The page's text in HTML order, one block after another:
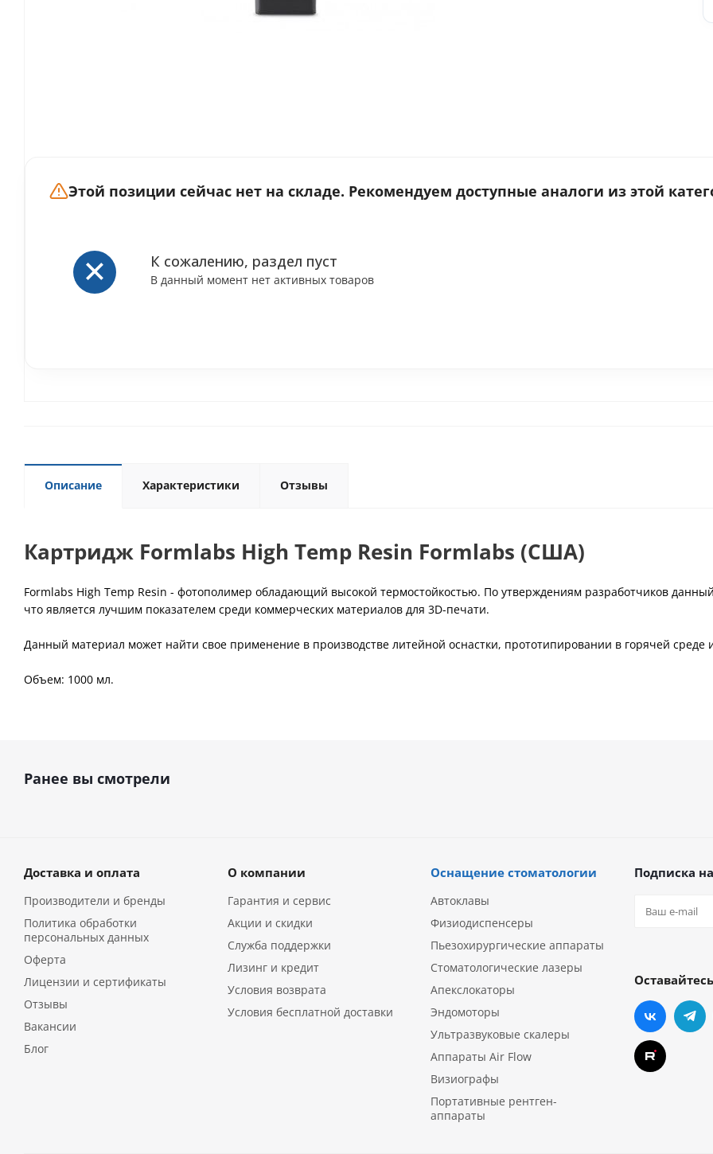
Этой позиции сейчас нет на складе. Рекомендуем доступные аналоги из этой
К сожалению, раздел пуст
В данный момент нет активных товаров
Описание Характеристики Отзывы
Картридж Formlabs High Temp Resin Formlabs (США)
Formlabs High Temp Resin - фотополимер обладающий высокой термостойкостью. По утверждениям разработчиков
что является лучшим показателем среди коммерческих материалов для 3D-печати.
Данный материал может найти свое применение в производстве литейной оснастки, прототипировании в горячей
Объем: 1000 мл.
Ранее вы смотрели
Доставка и оплата
Производители и бренды
Политика обработки
персональных данных
Оферта
Лицензии и сертификаты
Отзывы
Вакансии
Блог
О компании
Гарантия и сервис
Акции и скидки
Служба поддержки
Лизинг и кредит
Условия возврата
Условия бесплатной доставки
Оснащение стоматологии
Автоклавы
Физиодиспенсеры
Пьезохирургические аппараты
Стоматологические лазеры
Апекслокаторы
Эндомоторы
Ультразвуковые скалеры
Аппараты Air Flow
Визиографы
Портативные рентген-
аппараты
Подписка